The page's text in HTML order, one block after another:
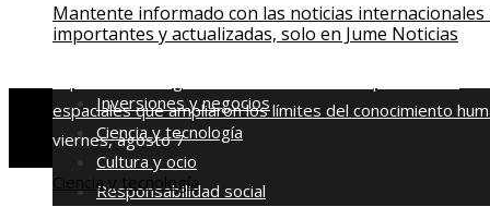
la inversión productiva y reducir la fragmentación
en Bosnia y Herzegovina
La gran depresión de 1929 y su
espaciales que ampliaron los límites del conocimiento
viernes, agosto 7
Mantente informado con las noticias internacionales
importantes y actualizadas, solo en Jume Noticias
Inversiones y negocios
Ciencia y tecnología
Cultura y ocio
Responsabilidad social
Ciencia y tecnología